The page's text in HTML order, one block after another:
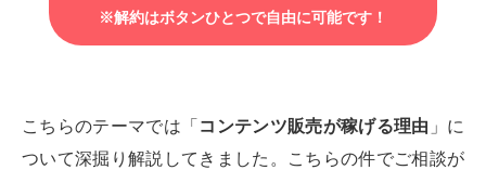
※解約はボタンひとつで自由に可能です！
こちらのテーマでは「 コンテンツ販売が稼げる理由 」に
ついて深掘り解説してきました。こちらの件でご相談が